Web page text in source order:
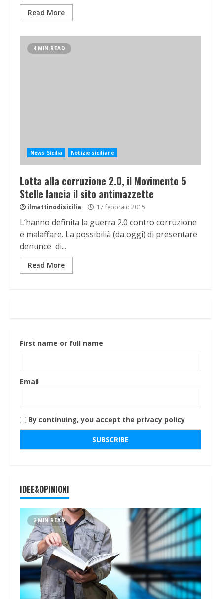
Read More
4 MIN READ
News Sicilia Notizie siciliane
Lotta alla corruzione 2.0, il Movimento 5
Stelle lancia il sito antimazzette
ilmattinodisicilia 17 febbraio 2015
L’hanno definita la guerra 2.0 contro corruzione
e malaffare. La possibilià (da oggi) di presentare
denunce di...
Read More
First name or full name
Email
By continuing, you accept the privacy policy
IDEE&OPINIONI
2 MIN READ